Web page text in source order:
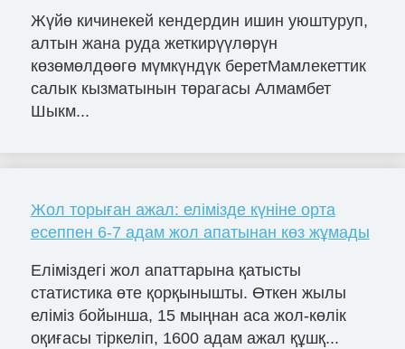
Жүйө кичинекей кендердин ишин уюштуруп,
алтын жана руда жеткирүүлөрүн
көзөмөлдөөгө мүмкүндүк беретМамлекеттик
салык кызматынын төрагасы Алмамбет
Шыкм...
Жол торыған ажал: елімізде күніне орта
есеппен 6-7 адам жол апатынан көз жұмады
Еліміздегі жол апаттарына қатысты
статистика өте қорқынышты. Өткен жылы
еліміз бойынша, 15 мыңнан аса жол-көлік
оқиғасы тіркеліп, 1600 адам ажал құшқ...